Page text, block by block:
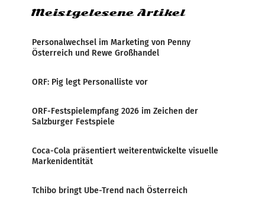
Meistgelesene Artikel
Personalwechsel im Marketing von Penny
Österreich und Rewe Großhandel
ORF: Pig legt Personalliste vor
ORF-Festspielempfang 2026 im Zeichen der
Salzburger Festspiele
Coca-Cola präsentiert weiterentwickelte visuelle
Markenidentität
Tchibo bringt Ube-Trend nach Österreich